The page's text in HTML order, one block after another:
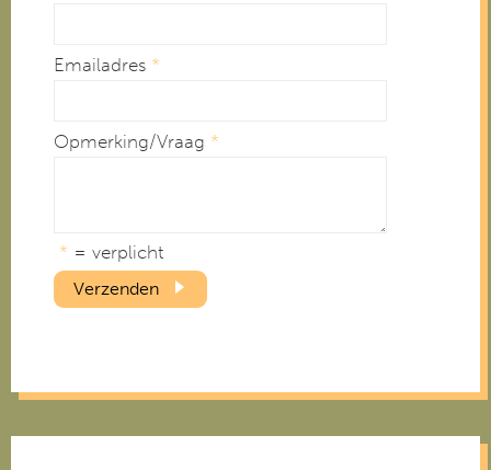
Emailadres *
Opmerking/Vraag *
* = verplicht
Verzenden